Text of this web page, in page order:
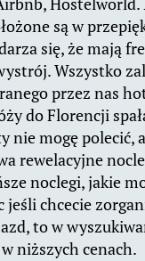
są w
się, że mają
Wszystko
przez nas
do Florencji
nie mogę polecić,
rewelacyjne
noclegi, jakie
jeśli chcecie
to w
niższych cenach.